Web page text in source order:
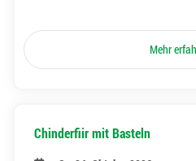
Mehr
Chinderfiir mit Basteln